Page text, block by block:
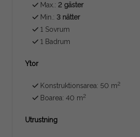
Max.: 2 gäster
Min.: 3 nätter
1 Sovrum
1 Badrum
Ytor
Konstruktionsarea: 50 m2
Boarea: 40 m2
Utrustning